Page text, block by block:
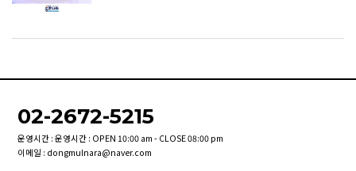
02-2672-5215
운영시간 : 운영시간 : OPEN 10:00 am - CLOSE 08:00 pm
이메일 : dongmulnara@naver.com